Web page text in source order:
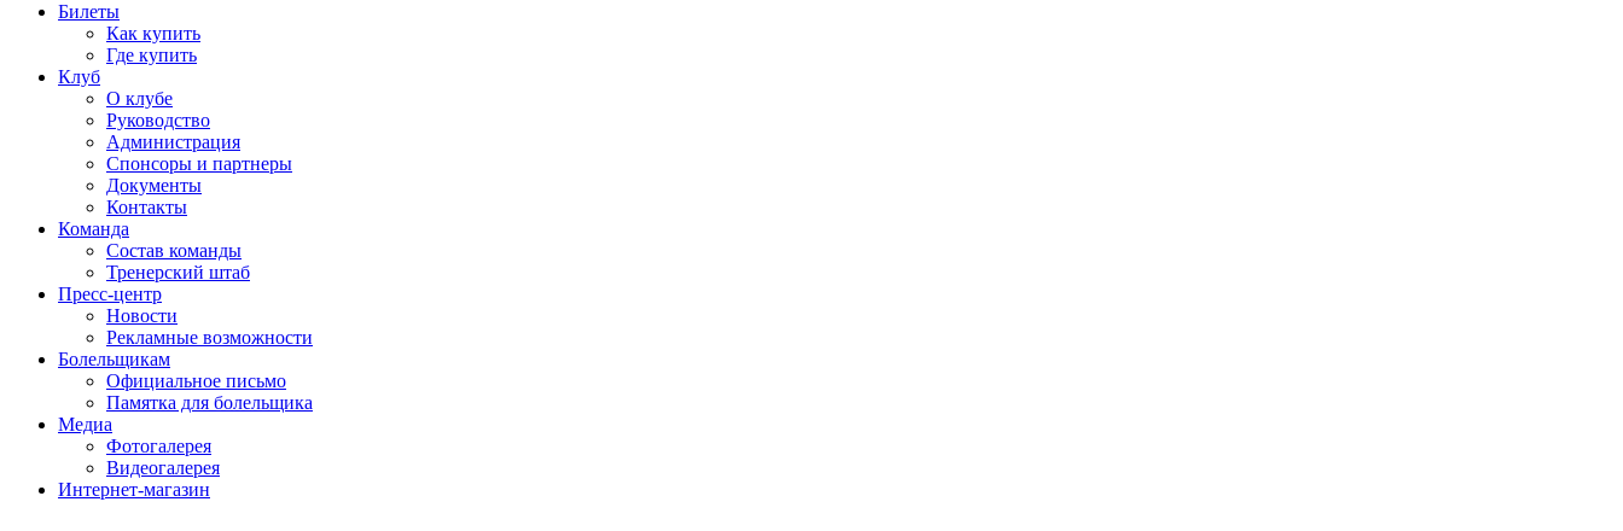
Билеты
Как купить
Где купить
Клуб
О клубе
Руководство
Администрация
Спонсоры и партнеры
Документы
Контакты
Команда
Состав команды
Тренерский штаб
Пресс-центр
Новости
Рекламные возможности
Болельщикам
Официальное письмо
Памятка для болельщика
Медиа
Фотогалерея
Видеогалерея
Интернет-магазин